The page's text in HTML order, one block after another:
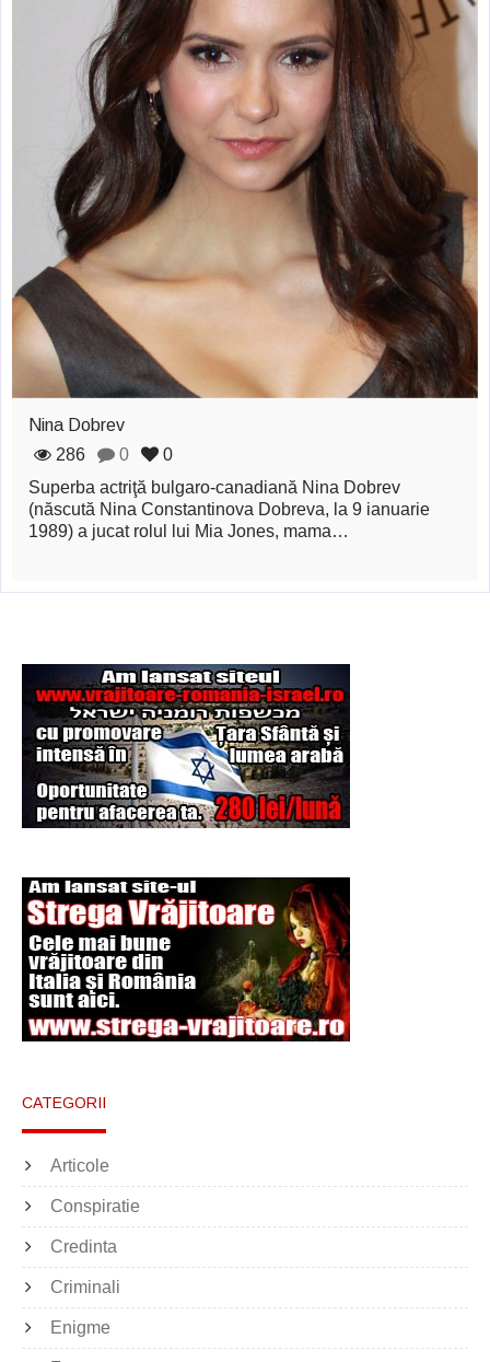
Nina Dobrev
286
0
0
Superba actriţă bulgaro-canadiană Nina Dobrev
(născută Nina Constantinova Dobreva, la 9 ianuarie
1989) a jucat rolul lui Mia Jones, mama…
CATEGORII
Articole
Conspiratie
Credinta
Criminali
Enigme